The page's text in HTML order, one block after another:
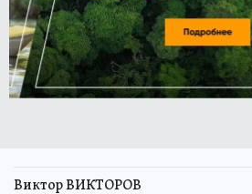
Виктор ВИКТОРОВ